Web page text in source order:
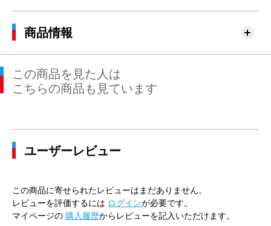
商品情報
この商品を見た人は
こちらの商品も見ています
ユーザーレビュー
この商品に寄せられたレビューはまだありません。
レビューを評価するには ログインが必要です。
マイページの 購入履歴からレビューを記入いただけます。